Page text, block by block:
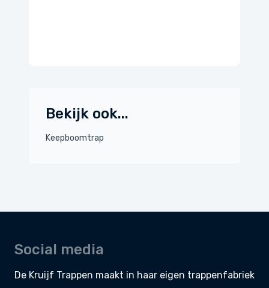
Bekijk ook...
Keepboomtrap
Social media
De Kruijf Trappen maakt in haar eigen trappenfabriek